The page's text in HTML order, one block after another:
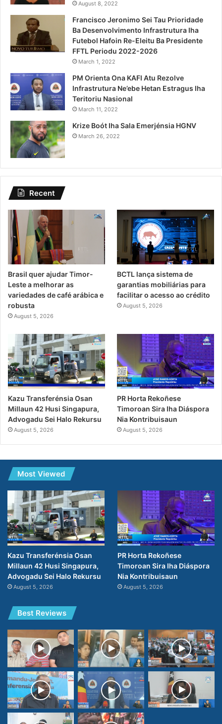
August 8, 2022
Francisco Jeronimo Sei Tau Prioridade
Ba Desenvolvimento Infrastrutura Iha
Futebol Hafoin Re-Eleitu Ba Presidente
FFTL Periodu 2022-2026
March 1, 2022
PM Orienta Ona KAFI Atu Rezolve
Infrastrutura Ne’ebe Hetan Estragus Iha
Teritoriu Nasional
March 11, 2022
Krize Boót Iha Sala Emerjénsia HGNV
March 26, 2022
Recent
Brasil quer ajudar Timor-
Leste a melhorar as
variedades de café arábica e
robusta
August 5, 2026
BCTL lança sistema de
garantias mobiliárias para
facilitar o acesso ao crédito
August 5, 2026
Kazu Transferénsia Osan
Millaun 42 Husi Singapura,
Advogadu Sei Halo Rekursu
August 5, 2026
PR Horta Rekoñese
Timoroan Sira Iha Diáspora
Nia Kontribuisaun
August 5, 2026
Most Viewed
Kazu Transferénsia Osan
Millaun 42 Husi Singapura,
Advogadu Sei Halo Rekursu
August 5, 2026
PR Horta Rekoñese
Timoroan Sira Iha Diáspora
Nia Kontribuisaun
August 5, 2026
Best Reviews